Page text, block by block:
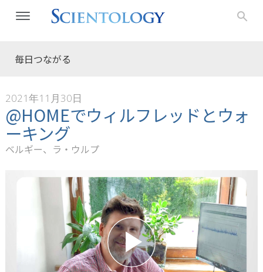
毎日つながる
2021年11月30日
@HOMEでウィルフレッドとウォ
ーキング
ベルギー、ラ・ウルプ